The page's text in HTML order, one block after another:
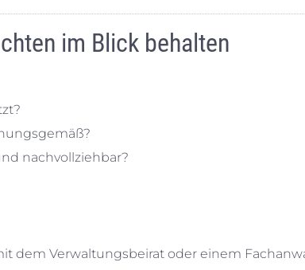
im Blick behalten
nachvollziehbar?
dem Verwaltungsbeirat oder einem